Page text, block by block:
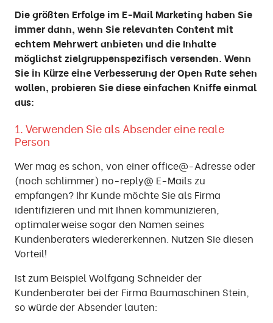
Die größten Erfolge im E-Mail Marketing haben Sie
immer dann, wenn Sie relevanten Content mit
echtem Mehrwert anbieten und die Inhalte
möglichst zielgruppenspezifisch versenden. Wenn
Sie in Kürze eine Verbesserung der Open Rate sehen
wollen, probieren Sie diese einfachen Kniffe einmal
aus:
1. Verwenden Sie als Absender eine reale
Person
Wer mag es schon, von einer office@-Adresse oder
(noch schlimmer) no-reply@ E-Mails zu
empfangen? Ihr Kunde möchte Sie als Firma
identifizieren und mit Ihnen kommunizieren,
optimalerweise sogar den Namen seines
Kundenberaters wiedererkennen. Nutzen Sie diesen
Vorteil!
Ist zum Beispiel Wolfgang Schneider der
Kundenberater bei der Firma Baumaschinen Stein,
so würde der Absender lauten: